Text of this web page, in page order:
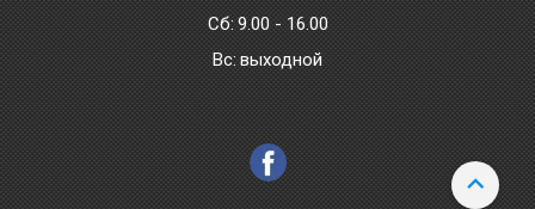
Сб: 9.00 - 16.00
Bc: выходной